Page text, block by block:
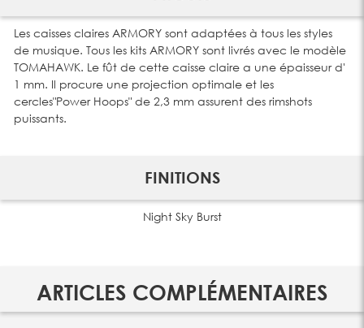
Les caisses claires ARMORY sont adaptées à tous les styles
de musique. Tous les kits ARMORY sont livrés avec le modèle
TOMAHAWK. Le fût de cette caisse claire a une épaisseur d'
1 mm. Il procure une projection optimale et les
cercles"Power Hoops" de 2,3 mm assurent des rimshots
puissants.
FINITIONS
Night Sky Burst
ARTICLES COMPLÉMENTAIRES